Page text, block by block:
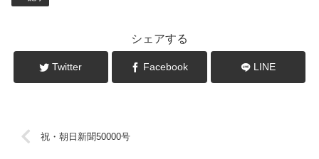
シェアする
Twitter Facebook LINE
祝・朝日新聞50000号